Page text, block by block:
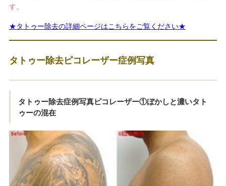
す。
★タトゥー除去の詳細ページはこちらをご覧ください★
タトゥー除去ピコレーザー症例写真
タトゥー除去症例写真ピコレーザー①ぼかしと濃いタト
ゥーの混在